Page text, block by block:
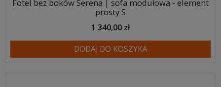
Fotel bez boków Serena | sofa modułowa - element
prosty S
1 340,00 zł
DODAJ DO KOSZYKA